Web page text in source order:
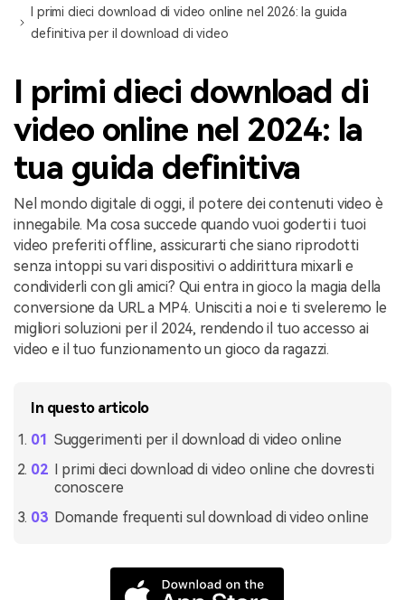
I primi dieci download di video online nel 2026: la guida
definitiva per il download di video
I primi dieci download di
video online nel 2024: la
tua guida definitiva
Nel mondo digitale di oggi, il potere dei contenuti video è
innegabile. Ma cosa succede quando vuoi goderti i tuoi
video preferiti offline, assicurarti che siano riprodotti
senza intoppi su vari dispositivi o addirittura mixarli e
condividerli con gli amici? Qui entra in gioco la magia della
conversione da URL a MP4. Unisciti a noi e ti sveleremo le
migliori soluzioni per il 2024, rendendo il tuo accesso ai
video e il tuo funzionamento un gioco da ragazzi.
In questo articolo
Suggerimenti per il download di video online
I primi dieci download di video online che dovresti
conoscere
Domande frequenti sul download di video online